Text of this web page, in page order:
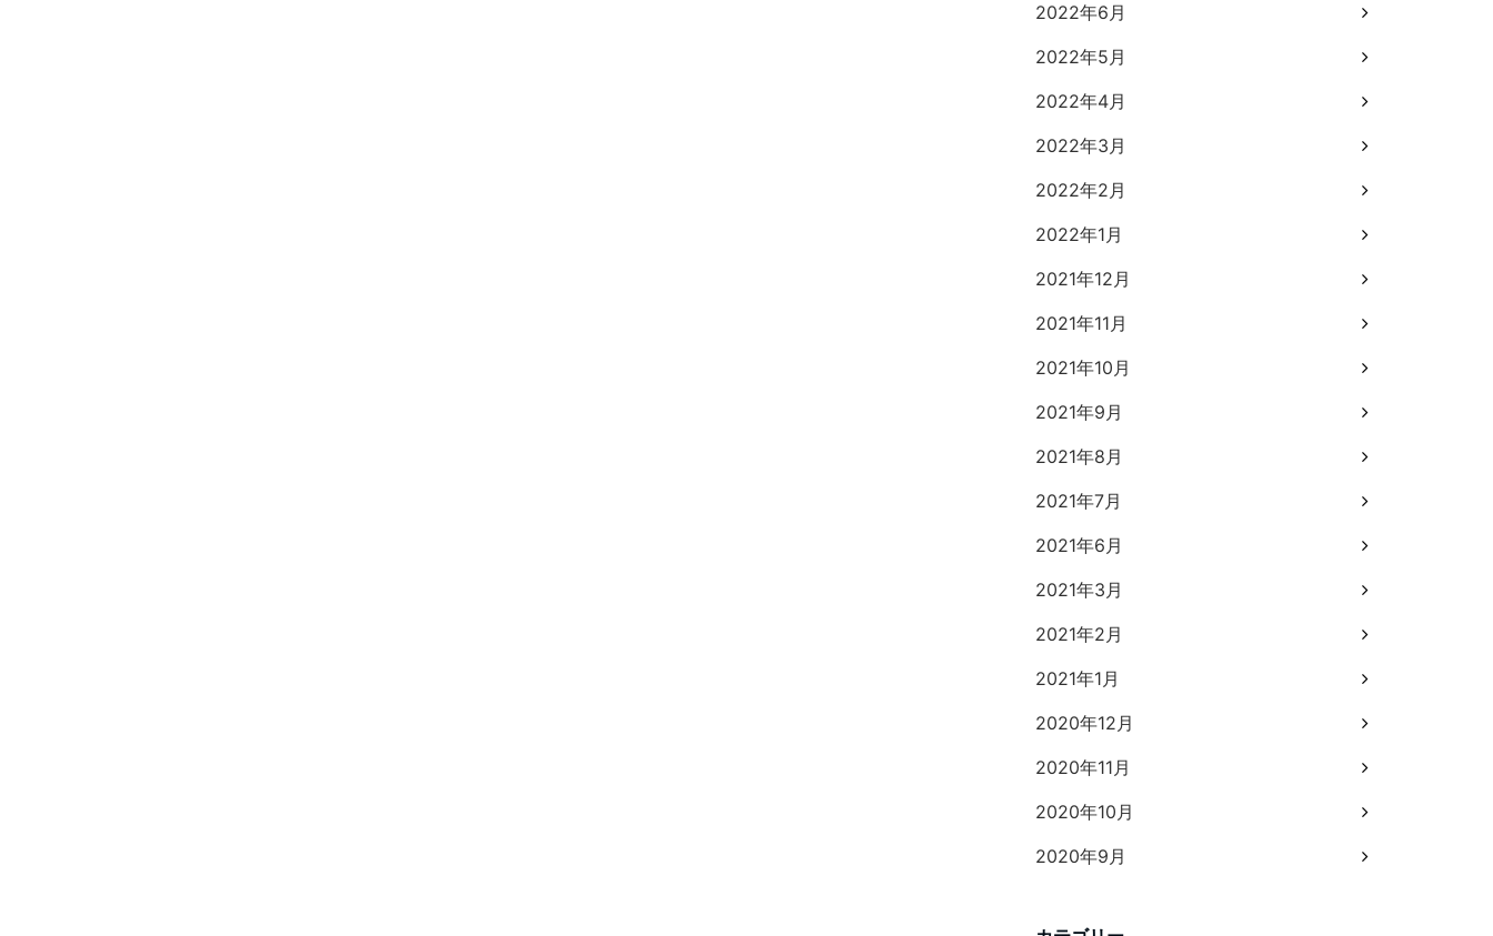
2022年6月
2022年5月
2022年4月
2022年3月
2022年2月
2022年1月
2021年12月
2021年11月
2021年10月
2021年9月
2021年8月
2021年7月
2021年6月
2021年3月
2021年2月
2021年1月
2020年12月
2020年11月
2020年10月
2020年9月